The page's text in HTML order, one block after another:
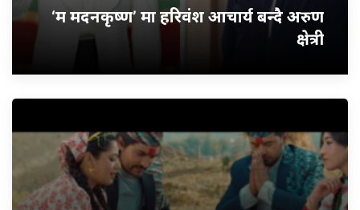
‘म मदनकृष्ण’ मा हरिवंश आचार्य बन्दै अरुण
क्षेत्री